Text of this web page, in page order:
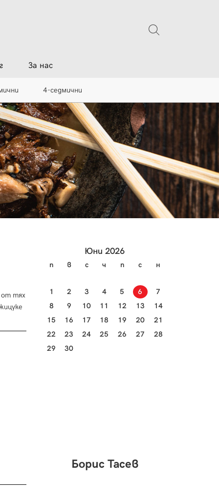
4-седмични
За нас
от тях
Юни 2026
п в с ч п с н
1 2 3 4 5 6
7
8
9 10 11 12 13
14
15
16 17 18 19 20
21
22
23 24 25 26 27
28
29
30
Борис Тасев